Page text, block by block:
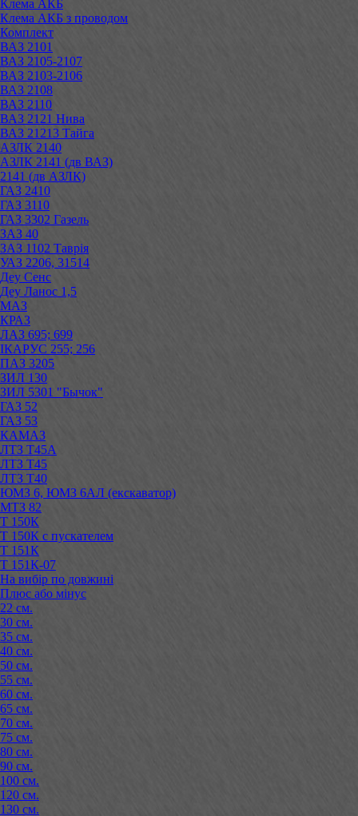
Клема АКБ
Клема АКБ з проводом
Комплект
ВАЗ 2101
ВАЗ 2105-2107
ВАЗ 2103-2106
ВАЗ 2108
ВАЗ 2110
ВАЗ 2121 Нива
ВАЗ 21213 Тайга
АЗЛК 2140
АЗЛК 2141 (дв ВАЗ)
2141 (дв АЗЛК)
ГАЗ 2410
ГАЗ 3110
ГАЗ 3302 Газель
ЗАЗ 40
ЗАЗ 1102 Таврія
УАЗ 2206, 31514
Деу Сенс
Деу Ланос 1,5
МАЗ
КРАЗ
ЛАЗ 695; 699
ІКАРУС 255; 256
ПАЗ 3205
ЗИЛ 130
ЗИЛ 5301 "Бычок"
ГАЗ 52
ГАЗ 53
КАМАЗ
ЛТЗ Т45А
ЛТЗ Т45
ЛТЗ Т40
ЮМЗ 6, ЮМЗ 6АЛ (екскаватор)
МТЗ 82
Т 150К
Т 150К с пускателем
Т 151К
Т 151К-07
На вибір по довжині
Плюс або мінус
22 см.
30 см.
35 см.
40 см.
50 см.
55 см.
60 см.
65 см.
70 см.
75 см.
80 см.
90 см.
100 см.
120 см.
130 см.